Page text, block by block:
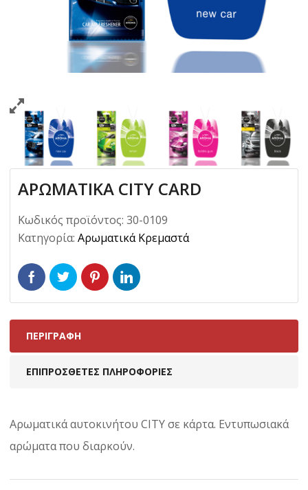
ΑΡΩΜΑΤΙΚΑ CITY CARD
Κωδικός προϊόντος: 30-0109
Κατηγορία: Αρωματικά Κρεμαστά
ΠΕΡΙΓΡΑΦΉ
ΕΠΙΠΡΌΣΘΕΤΕΣ ΠΛΗΡΟΦΟΡΊΕΣ
Αρωματικά αυτοκινήτου CITY σε κάρτα. Εντυπωσιακά
αρώματα που διαρκούν.